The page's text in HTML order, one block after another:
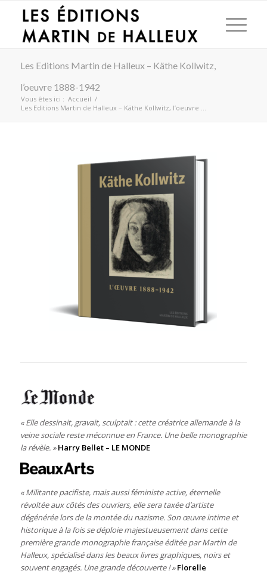
Les Editions Martin de Halleux – Käthe Kollwitz,
l’oeuvre 1888-1942
Vous êtes ici : Accueil /
Les Editions Martin de Halleux – Käthe Kollwitz, l’oeuvre ...
« Elle dessinait, gravait, sculptait : cette créatrice allemande à la
veine sociale reste méconnue en France. Une belle monographie
la révèle. »Harry Bellet – LE MONDE
« Militante pacifiste, mais aussi féministe active, éternelle
révoltée aux côtés des ouvriers, elle sera taxée d’artiste
dégénérée lors de la montée du nazisme. Son œuvre intime et
historique à la fois se déploie majestueusement dans cette
première grande monographie française éditée par Martin de
Halleux, spécialisé dans les beaux livres graphiques, noirs et
souvent engagés. Une grande découverte ! »Florelle